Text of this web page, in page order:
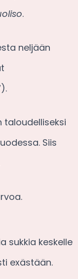
.
neljään
taloudelliseksi
Siis
sukkia keskelle
exästään.